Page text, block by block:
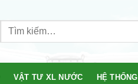
Tìm
VẬT TƯ XL NƯỚC HỆ THỐNG